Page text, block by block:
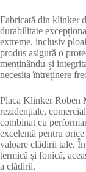
Fabricată din klinker
durabilitate
extreme, inclusiv
produs asigură o
menținându-și
necesita întreținere
Placa Klinker Roben
rezidențiale,
combinat cu
excelentă pentru
valoare clădirii tale.
termică și fonică,
a clădirii.